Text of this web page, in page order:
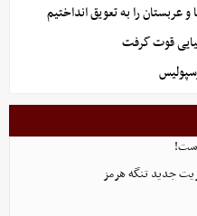
عربستان را به تعویق انداختیم
قوت گرفت
جدید تنگه هرمز